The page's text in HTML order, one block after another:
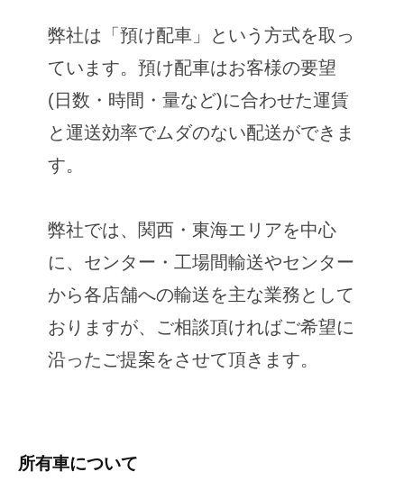
弊社は「預け配車」という方式を取っ
ています。預け配車はお客様の要望
(日数・時間・量など)に合わせた運賃
と運送効率でムダのない配送ができま
す。
弊社では、関西・東海エリアを中心
に、センター・工場間輸送やセンター
から各店舗への輸送を主な業務として
おりますが、ご相談頂ければご希望に
沿ったご提案をさせて頂きます。
所有車について